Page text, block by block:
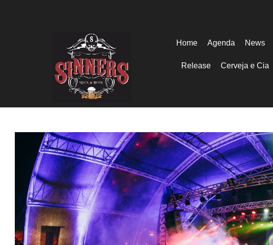
Home Agenda News
Release Cerveja e Cia